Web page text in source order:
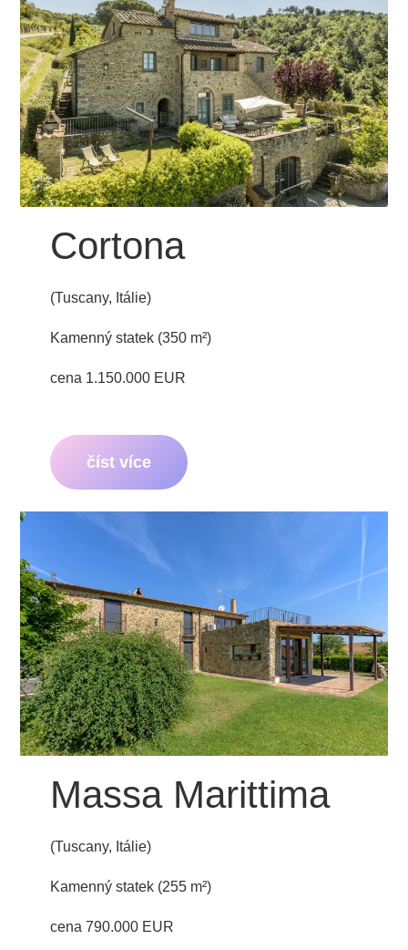
Cortona
(Tuscany, Itálie)
Kamenný statek (350 m²)
cena 1.150.000 EUR
číst více
Massa Marittima
(Tuscany, Itálie)
Kamenný statek (255 m²)
cena 790.000 EUR